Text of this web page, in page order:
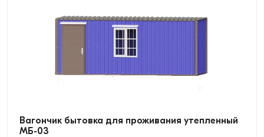
Вагончик бытовка для проживания утепленный
МБ-03